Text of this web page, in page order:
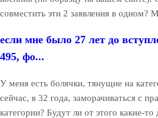
совместить эти 2 заявления в одном?
если мне было 27 лет до
495, фо...
У меня есть болячки, тянущие на
сейчас, в 32 года, заморачиваться с
категории? Будут ли от этого какие-